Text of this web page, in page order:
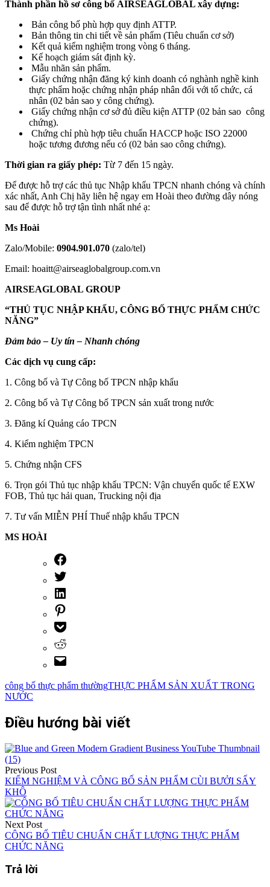
Thành phần hồ sơ công bố AIRSEAGLOBAL xây dựng:
Bản công bố phù hợp quy định ATTP.
Bản thông tin chi tiết về sản phẩm (Tiêu chuẩn cơ sở)
Kết quả kiểm nghiệm trong vòng 6 tháng.
Kế hoạch giám sát định kỳ.
Mẫu nhãn sản phẩm.
Giấy chứng nhận đăng ký kinh doanh có nghành nghề kinh
thực phẩm hoặc chứng nhận pháp nhân đối với tổ chức, cá
nhân (02 bản sao y công chứng).
Giấy chứng nhận cơ sở đủ điều kiện ATTP (02 bản sao công
chứng).
Chứng chỉ phù hợp tiêu chuẩn HACCP hoặc ISO 22000
hoặc tương đương nếu có (02 bản sao công chứng).
Thời gian ra giấy phép: Từ 7 đến 15 ngày.
Để được hỗ trợ các thủ tục Nhập khẩu TPCN nhanh chóng và chính
xác nhất, Anh Chị hãy liên hệ ngay em Hoài theo đường dây nóng
sau để được hỗ trợ tận tình nhất nhé ạ:
Ms Hoài
Zalo/Mobile: 0904.901.070 (zalo/tel)
Email: hoaitt@airseaglobalgroup.com.vn
AIRSEAGLOBAL GROUP
“THỦ TỤC NHẬP KHẨU, CÔNG BỐ THỰC PHẨM CHỨC
NĂNG”
Đảm bảo – Uy tín – Nhanh chóng
Các dịch vụ cung cấp:
1. Công bố và Tự Công bố TPCN nhập khẩu
2. Công bố và Tự Công bố TPCN sản xuất trong nước
3. Đăng kí Quảng cáo TPCN
4. Kiểm nghiệm TPCN
5. Chứng nhận CFS
6. Trọn gói Thủ tục nhập khẩu TPCN: Vận chuyển quốc tế EXW
FOB, Thủ tục hải quan, Trucking nội địa
7. Tư vấn MIỄN PHÍ Thuế nhập khẩu TPCN
MS HOÀI
công bố thực phẩm thườngTHỰC PHẨM SẢN XUẤT TRONG
NƯỚC
Điều hướng bài viết
Previous Post
KIỂM NGHIỆM VÀ CÔNG BỐ SẢN PHẨM CÙI BƯỞI SẤY
KHÔ
Next Post
CÔNG BỐ TIÊU CHUẨN CHẤT LƯỢNG THỰC PHẨM
CHỨC NĂNG
Trả lời